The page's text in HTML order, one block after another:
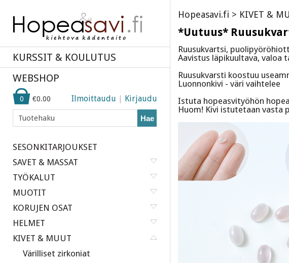
KURSSIT & KOULUTUS
WEBSHOP
Ilmoittaudu | Kirjaudu
0 €0.00
Hae
SESONKITARJOUKSET
SAVET & MASSAT
TYÖKALUT
MUOTIT
KORUJEN OSAT
HELMET
KIVET & MUUT
Värilliset zirkoniat
Hopeasavi.fi > KIVET &
*Uutuus*
Ruusukvartsi,
Aavistus läpikuultava, valoa
Ruusukvarsti koostuu
Luonnonkivi - väri vaihtelee
Istuta hopeasvityöhön
Huom! Kivi istutetaan vasta